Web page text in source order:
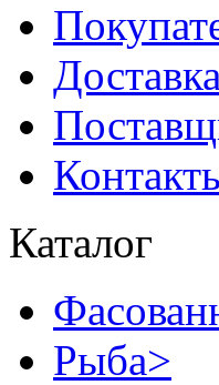
Доставка
Каталог
Рыба>